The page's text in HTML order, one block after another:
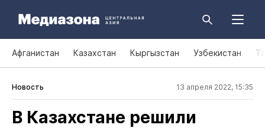
Афганистан Казахстан Кыргызстан Узбекистан
Новость 13 апреля 2022, 15:35
В Казахстане решили